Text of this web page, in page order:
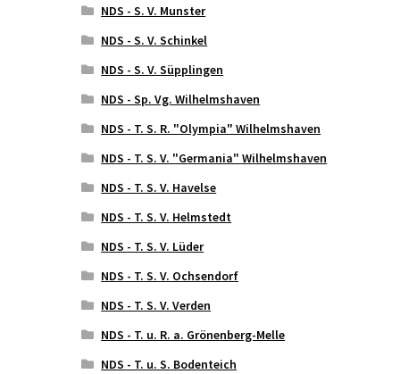
NDS - S. V. Munster
NDS - S. V. Schinkel
NDS - S. V. Süpplingen
NDS - Sp. Vg. Wilhelmshaven
NDS - T. S. R. "Olympia" Wilhelmshaven
NDS - T. S. V. "Germania" Wilhelmshaven
NDS - T. S. V. Havelse
NDS - T. S. V. Helmstedt
NDS - T. S. V. Lüder
NDS - T. S. V. Ochsendorf
NDS - T. S. V. Verden
NDS - T. u. R. a. Grönenberg-Melle
NDS - T. u. S. Bodenteich